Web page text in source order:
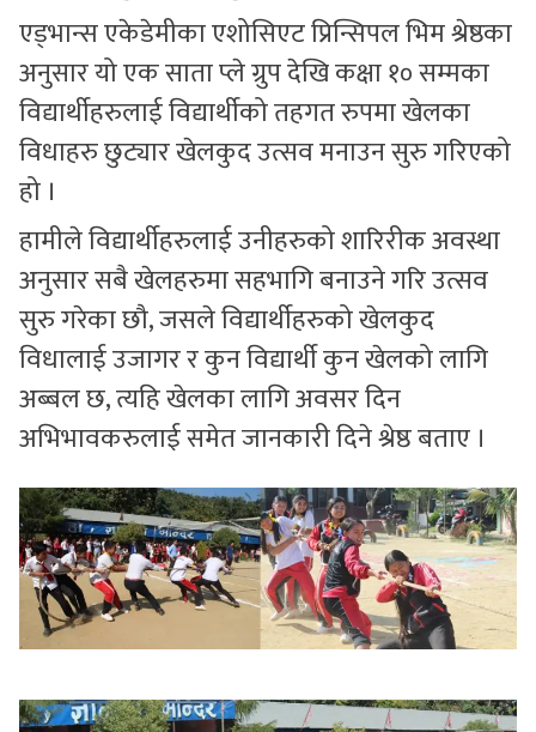
एड्भान्स एकेडेमीका एशोसिएट प्रिन्सिपल भिम श्रेष्ठका
अनुसार यो एक साता प्ले ग्रुप देखि कक्षा १० सम्मका
विद्यार्थीहरुलाई विद्यार्थीको तहगत रुपमा खेलका
विधाहरु छुट्यार खेलकुद उत्सव मनाउन सुरु गरिएको
हो ।
हामीले विद्यार्थीहरुलाई उनीहरुको शारिरीक अवस्था
अनुसार सबै खेलहरुमा सहभागि बनाउने गरि उत्सव
सुरु गरेका छौ, जसले विद्यार्थीहरुको खेलकुद
विधालाई उजागर र कुन विद्यार्थी कुन खेलको लागि
अब्बल छ, त्यहि खेलका लागि अवसर दिन
अभिभावकरुलाई समेत जानकारी दिने श्रेष्ठ बताए ।